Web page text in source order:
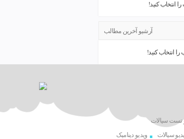
انتخاب کنید!
آرشیو آخرین مطالب
انتخاب کنید!
و تست سیالات
سیالات ویدیو دینامیک